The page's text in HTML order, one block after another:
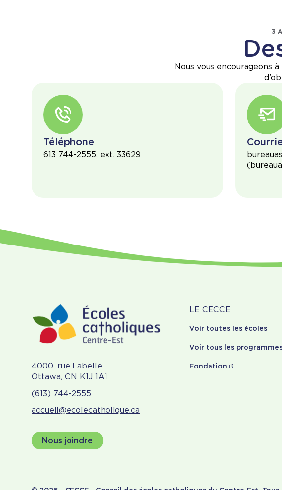
3
Nous vous encourageons
Téléphone
613 744-2555, ext. 33629
(
4000, rue Labelle
Ottawa, ON K1J 1A1
(613) 744-2555
accueil@ecolecatholique.ca
Nous joindre
À
propos
LE CECCE
Voir toutes les écoles
Voir tous les programmes
Fondation